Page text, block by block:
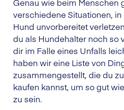
verschiedene Situationen,
Hund unvorbereitet
du als Hundehalter noch so
dir im Falle eines Unfalls
haben wir eine Liste von
zusammengestellt, die du
kaufen kannst, um so gut
zu sein.